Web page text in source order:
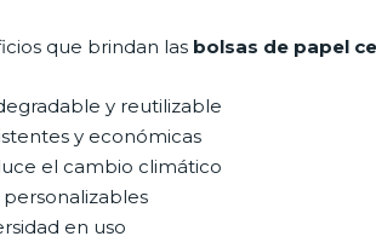
que brindan las bolsas de papel
y reutilizable
y económicas
el cambio climático
personalizables
en uso